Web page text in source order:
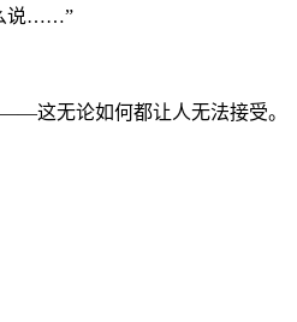
说……”
这无论如何都让人无法接受。